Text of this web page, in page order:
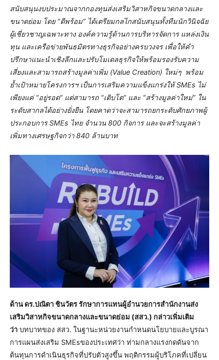
สนับสนุนงบประมาณจากกองทุนส่งเสริมวิสาหกิจขนาดกลางและ
ขนาดย่อม โดย “ดีพร้อม” ได้เตรียมกลไกสนับสนุนทั้งทีมนักวินิจฉัย
ผู้เชี่ยวชาญเฉพาะทาง องค์ความรู้ด้านการบริหารจัดการ แหล่งเงิน
ทุน และเครือข่ายพันธมิตรทางธุรกิจอย่างครบวงจร เพื่อให้คำ
ปรึกษาแนะนำเชิงลึกและปรับโมเดลธุรกิจให้พร้อมรองรับความ
เสี่ยงและสามารถสร้างมูลค่าเพิ่ม (Value Creation) ใหม่ๆ พร้อม
ย้ำเป้าหมายโครงการฯ เป็นการเสริมความแข็งแกร่งให้ SMEs ไม่
เพียงแค่ “อยู่รอด” แต่สามารถ “เติบโต” และ “สร้างมูลค่าใหม่” ใน
ระดับสากลได้อย่างยั่งยืน โดยคาดว่าจะสามารถยกระดับศักยภาพผู้
ประกอบการ SMEs ไทย จำนวน 800 กิจการ และจะสร้างมูลค่า
เพิ่มทางเศรษฐกิจกว่า 840 ล้านบาท
ด้าน ดร.ปณิตา ชินวัตร รักษาการแทนผู้อำนวยการสำนักงานส่ง
เสริมวิสาหกิจขนาดกลางและขนาดย่อม (สสว.) กล่าวเพิ่มเติม
ว่า บทบาทของ สสว. ในฐานะหน่วยงานกำหนดนโยบายและบูรณา
การแผนส่งเสริม SMEsของประเทศว่า ท่ามกลางแรงกดดันจาก
ต้นทุนการดำเนินธุรกิจที่ปรับตัวสูงขึ้น พฤติกรรมผู้บริโภคที่เปลี่ยน